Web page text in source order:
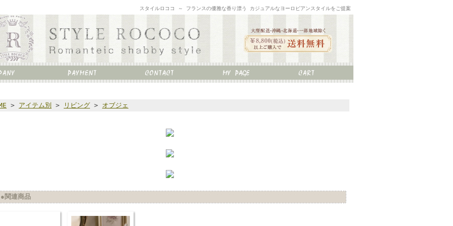
スタイルロココ ～ フランスの優雅な香り漂う カジュアルなヨーロピアンスタイルをご提案
> アイテム別 > リビング > オブジェ
●関連商品